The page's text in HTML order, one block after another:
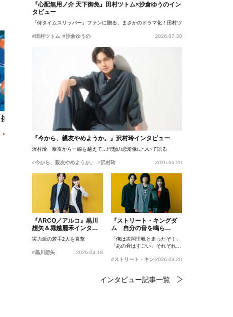
『心配無用ノ介 天下御免』田村ツトム×沙倉ゆうのイン
タビュー
『侍タイムスリッパー』ファンに贈る、まさかのドラマ化！田村ツトム×沙倉ゆうのが語
#田村ツトム #沙倉ゆうの 2026.07.30
『今から、親友やめようか。』沢村玲インタビュー
沢村玲、親友から一線を越えて…理想の恋愛像について語る
#今から、親友やめようか。 #沢村玲 2026.06.20
『ARCO／アルコ』黒川
想矢＆堀越麗禾インタビ
ュー
実力派の若手2人を直撃
#黒川想矢 2026.04.18
『ストリート・キングダ
ム 自分の音を鳴ら
せ。』峯田和伸、若葉竜
也、吉岡里帆インタビュ
ー
「俺は吉岡里帆と走ったぞ！」
「あの音はすごい」それぞれの
#ストリート・キングダム 自分の音を鳴らせ。
2026.03.20
インタビュー記事一覧